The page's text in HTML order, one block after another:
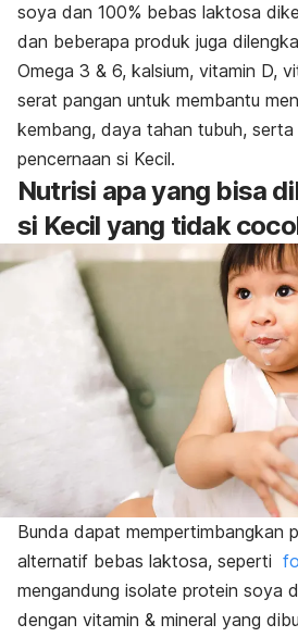
soya dan 100% bebas laktosa
dan beberapa produk juga
Omega 3 & 6, kalsium, vitamin D,
serat pangan untuk membantu
kembang, daya tahan tubuh,
pencernaan si Kecil.
Nutrisi apa yang bisa
si Kecil yang tidak
Bunda dapat mempertimbangkan
alternatif bebas laktosa, seperti
mengandung isolate protein soya
dengan vitamin & mineral yang